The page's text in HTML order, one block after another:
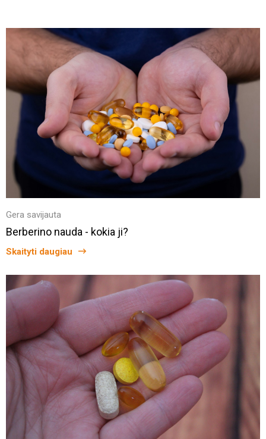
Gera savijauta
Berberino nauda - kokia ji?
Skaityti daugiau